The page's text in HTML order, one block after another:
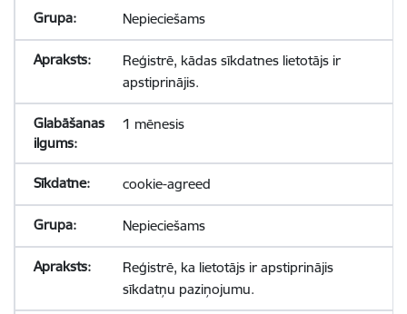
Nepieciešams
Reģistrē, kādas sīkdatnes lietotājs ir
apstiprinājis.
1 mēnesis
cookie-agreed
Nepieciešams
Reģistrē, ka lietotājs ir apstiprinājis
sīkdatņu paziņojumu.